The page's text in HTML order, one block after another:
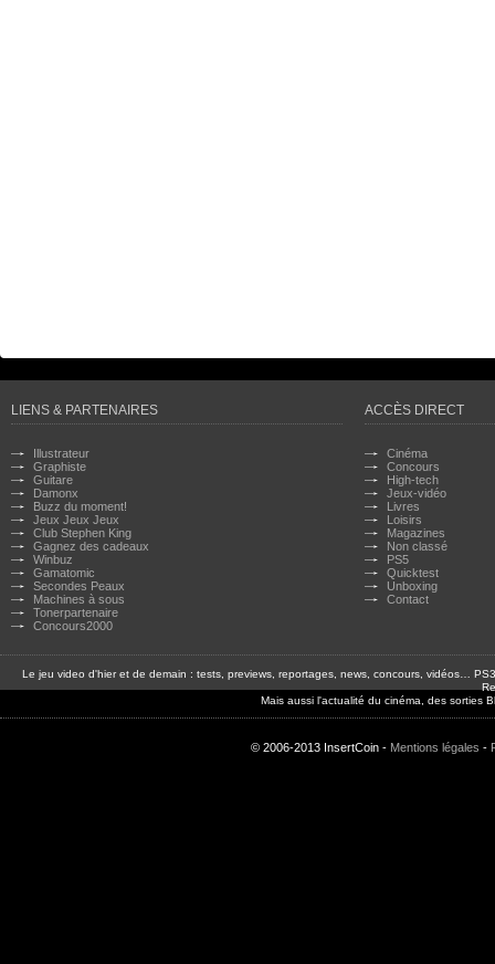
LIENS & PARTENAIRES
Illustrateur
Graphiste
Guitare
Damonx
Buzz du moment!
Jeux Jeux Jeux
Club Stephen King
Gagnez des cadeaux
Winbuz
Gamatomic
Secondes Peaux
Machines à sous
Tonerpartenaire
Concours2000
ACCÈS DIRECT
Cinéma
Concours
High-tech
Jeux-vidéo
Livres
Loisirs
Magazines
Non classé
PS5
Quicktest
Unboxing
Contact
Le jeu video d'hier et de demain : tests, previews, reportages, news, concours, vidéos…
Mais aussi l'actualité du cinéma, des sorties
© 2006-2013 InsertCoin - Mentions légales -